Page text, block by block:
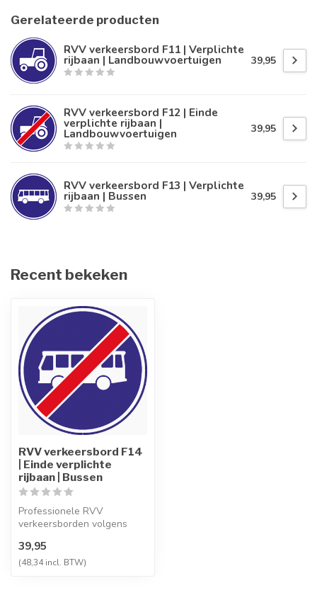
Gerelateerde producten
RVV verkeersbord F11 | Verplichte
rijbaan | Landbouwvoertuigen 39,95
RVV verkeersbord F12 | Einde
verplichte rijbaan |
Landbouwvoertuigen 39,95
RVV verkeersbord F13 | Verplichte
rijbaan | Bussen 39,95
Recent bekeken
RVV verkeersbord F14
| Einde verplichte
rijbaan | Bussen
Professionele RVV
verkeersborden volgens
vervaardigd uit hoogwaa...
39,95
(48,34 incl. BTW)